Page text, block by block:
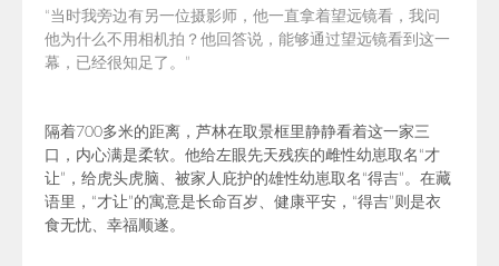
“当时我旁边有另一位摄影师，他一直拿着望远镜看，我问
他为什么不用相机拍？他回答说，能够通过望远镜看到这一
幕，已经很知足了。”
隔着700多米的距离，芦林在取景框里静静看着这一家三
口，内心满是柔软。他给左眼先天残疾的雌性幼崽取名“才
让”，给虎头虎脑、被家人庇护的雄性幼崽取名“得吉”。在藏
语里，“才让”的寓意是长命百岁、健康平安，“得吉”则是衣
食无忧、幸福顺遂。